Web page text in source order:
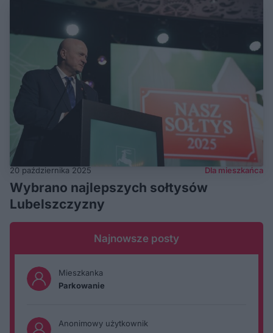
20 października 2025 Dla mieszkańca
Wybrano najlepszych sołtysów
Lubelszczyzny
Najnowsze posty
Mieszkanka
Parkowanie
Anonimowy użytkownik